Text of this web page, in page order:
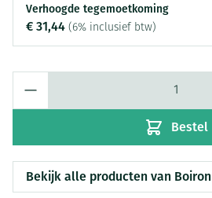
Verhoogde tegemoetkoming
€ 31,44 (6% inclusief btw)
Bestel
Bekijk alle producten van Boiron